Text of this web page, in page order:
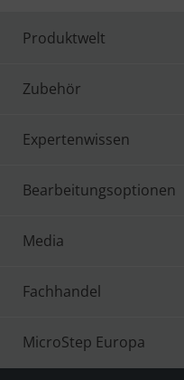
Produktwelt
Zubehör
Expertenwissen
Bearbeitungsoptionen
Media
Fachhandel
MicroStep Europa